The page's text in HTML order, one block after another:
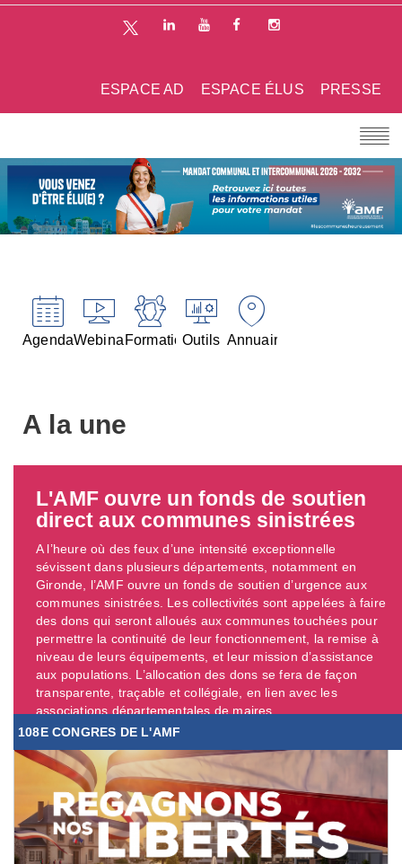
PRESSE
ESPACE ÉLUS
ESPACE AD
AgendaWebinairesFormationsOutils Annuaires
A la une
L'AMF ouvre un fonds de soutien
direct aux communes sinistrées
A l’heure où des feux d’une intensité exceptionnelle
sévissent dans plusieurs départements, notamment en
Gironde, l’AMF ouvre un fonds de soutien d’urgence aux
communes sinistrées. Les collectivités sont appelées à faire
des dons qui seront alloués aux communes touchées pour
permettre la continuité de leur fonctionnement, la remise à
niveau de leurs équipements, et leur mission d’assistance
aux populations. L’allocation des dons se fera de façon
transparente, traçable et collégiale, en lien avec les
associations départementales de maires. ...
108E CONGRES DE L'AMF